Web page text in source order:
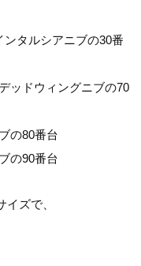
タルシアニブの30番
ッドウィングニブの70
の80番台
の90番台
ズで、